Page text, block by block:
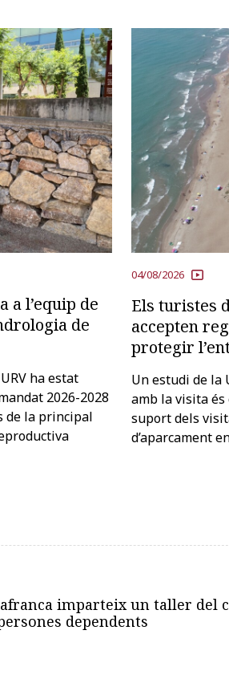
a l’equip de
de
ha estat
2026-2028
de la principal
04/08/2026
Els turistes
accepten
protegir
Un estudi de la
amb la visita
suport dels
d’aparcament
imparteix un taller del
dependents